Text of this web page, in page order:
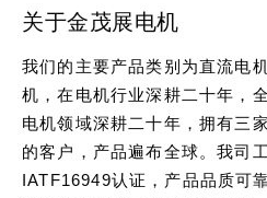
关于金茂展电机
我们的主要产品类别为直流电
机，在电机行业深耕二十年，
电机领域深耕二十年，拥有三
的客户，产品遍布全球。我司
IATF16949认证，产品品质可